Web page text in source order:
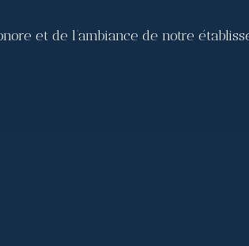
et de l’ambiance de notre